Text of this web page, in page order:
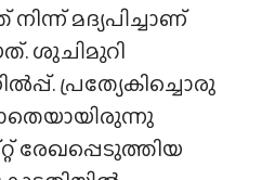
മദ്യപിച്ചാണ്
ശുചിമുറി
പ്രത്യേകിച്ചൊരു